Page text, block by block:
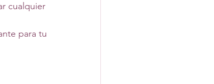
cualquier
para tu